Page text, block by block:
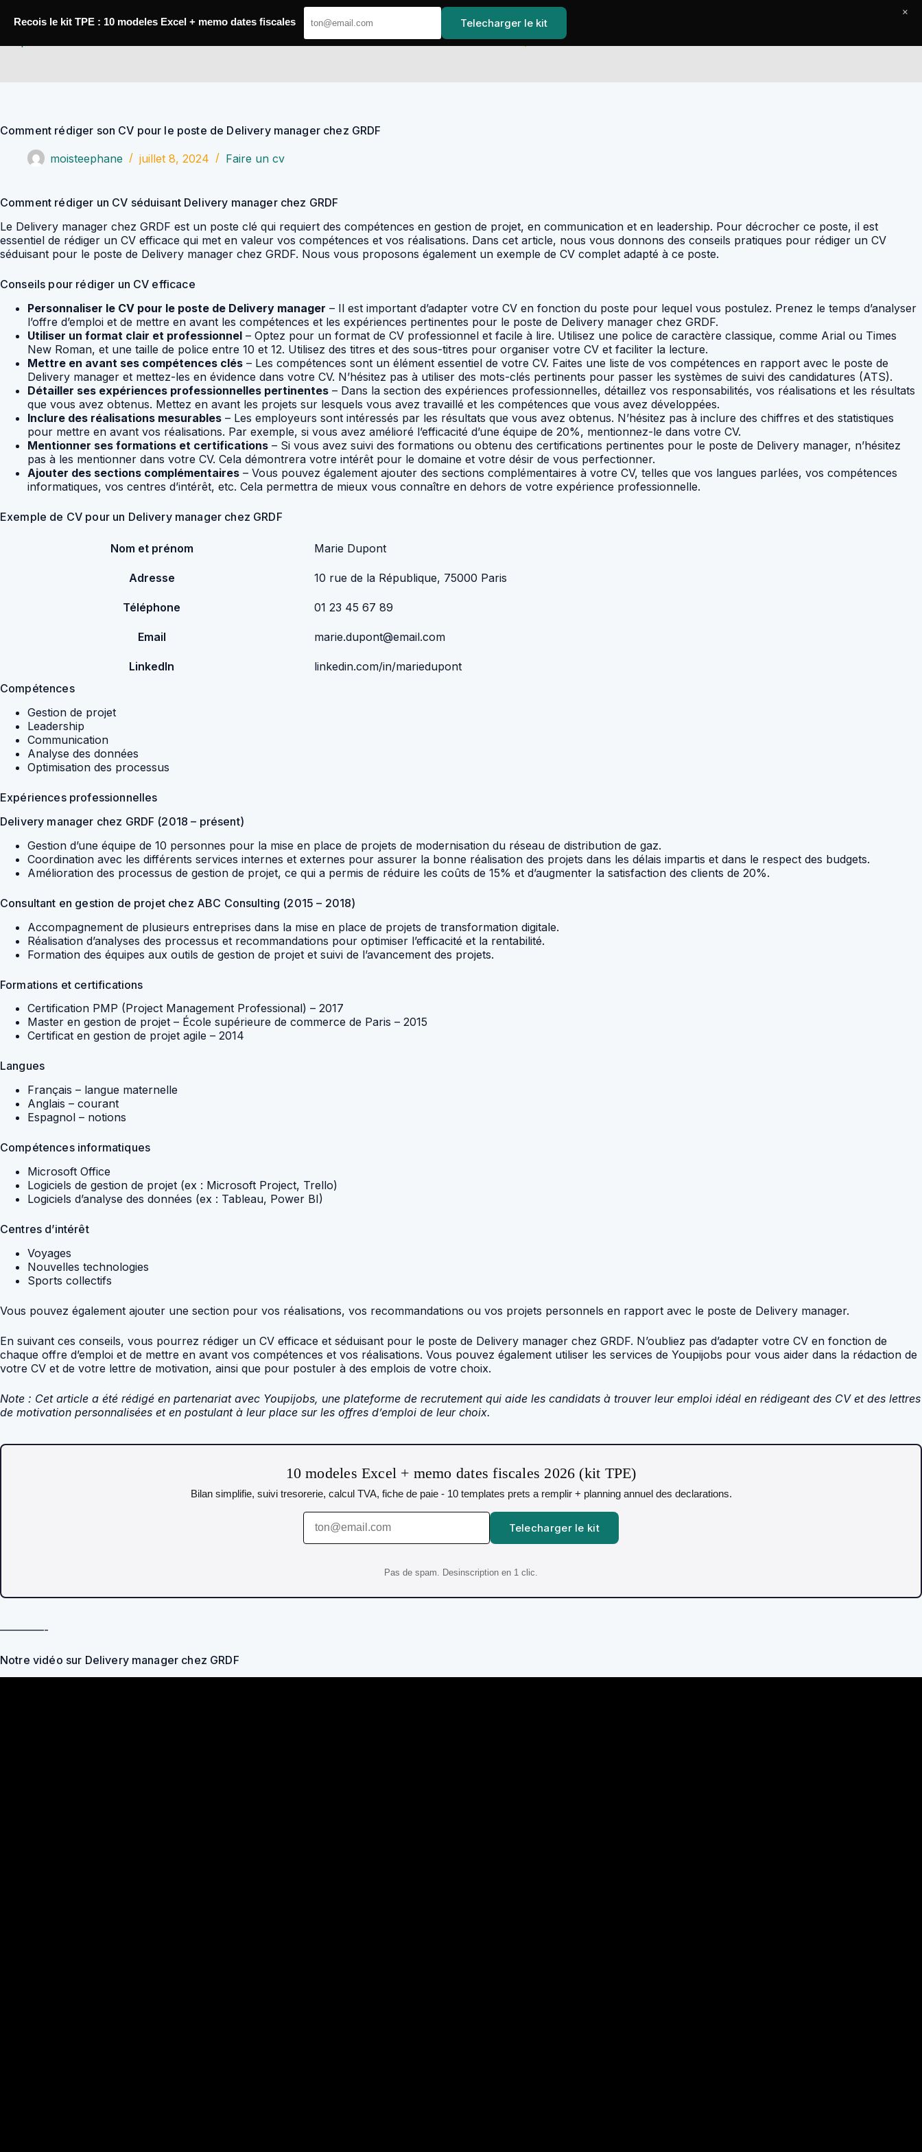
Comment rédiger son CV pour le poste de Delivery manager chez GRDF
moisteephane juillet 8, 2024 Faire un cv
Comment rédiger un CV séduisant Delivery manager chez GRDF
Le Delivery manager chez GRDF est un poste clé qui requiert des compétences en gestion de projet, en communication et en leadership. Pour décrocher ce poste, il est
essentiel de rédiger un CV efficace qui met en valeur vos compétences et vos réalisations. Dans cet article, nous vous donnons des conseils pratiques pour rédiger un CV
séduisant pour le poste de Delivery manager chez GRDF. Nous vous proposons également un exemple de CV complet adapté à ce poste.
Conseils pour rédiger un CV efficace
Personnaliser le CV pour le poste de Delivery manager – Il est important d’adapter votre CV en fonction du poste pour lequel vous postulez. Prenez le temps d’analyser
l’offre d’emploi et de mettre en avant les compétences et les expériences pertinentes pour le poste de Delivery manager chez GRDF.
Utiliser un format clair et professionnel – Optez pour un format de CV professionnel et facile à lire. Utilisez une police de caractère classique, comme Arial ou Times
New Roman, et une taille de police entre 10 et 12. Utilisez des titres et des sous-titres pour organiser votre CV et faciliter la lecture.
Mettre en avant ses compétences clés – Les compétences sont un élément essentiel de votre CV. Faites une liste de vos compétences en rapport avec le poste de
Delivery manager et mettez-les en évidence dans votre CV. N’hésitez pas à utiliser des mots-clés pertinents pour passer les systèmes de suivi des candidatures (ATS).
Détailler ses expériences professionnelles pertinentes – Dans la section des expériences professionnelles, détaillez vos responsabilités, vos réalisations et les résultats
que vous avez obtenus. Mettez en avant les projets sur lesquels vous avez travaillé et les compétences que vous avez développées.
Inclure des réalisations mesurables – Les employeurs sont intéressés par les résultats que vous avez obtenus. N’hésitez pas à inclure des chiffres et des statistiques
pour mettre en avant vos réalisations. Par exemple, si vous avez amélioré l’efficacité d’une équipe de 20%, mentionnez-le dans votre CV.
Mentionner ses formations et certifications – Si vous avez suivi des formations ou obtenu des certifications pertinentes pour le poste de Delivery manager, n’hésitez
pas à les mentionner dans votre CV. Cela démontrera votre intérêt pour le domaine et votre désir de vous perfectionner.
Ajouter des sections complémentaires – Vous pouvez également ajouter des sections complémentaires à votre CV, telles que vos langues parlées, vos compétences
informatiques, vos centres d’intérêt, etc. Cela permettra de mieux vous connaître en dehors de votre expérience professionnelle.
Exemple de CV pour un Delivery manager chez GRDF
Nom et prénom Marie Dupont
Adresse 10 rue de la République, 75000 Paris
Téléphone 01 23 45 67 89
Email marie.dupont@email.com
LinkedIn
linkedin.com/in/mariedupont
Compétences
Gestion de projet
Leadership
Communication
Analyse des données
Optimisation des processus
Expériences professionnelles
Delivery manager chez GRDF (2018 – présent)
Gestion d’une équipe de 10 personnes pour la mise en place de projets de modernisation du réseau de distribution de gaz.
Coordination avec les différents services internes et externes pour assurer la bonne réalisation des projets dans les délais impartis et dans le respect des budgets.
Amélioration des processus de gestion de projet, ce qui a permis de réduire les coûts de 15% et d’augmenter la satisfaction des clients de 20%.
Consultant en gestion de projet chez ABC Consulting (2015 – 2018)
Accompagnement de plusieurs entreprises dans la mise en place de projets de transformation digitale.
Réalisation d’analyses des processus et recommandations pour optimiser l’efficacité et la rentabilité.
Formation des équipes aux outils de gestion de projet et suivi de l’avancement des projets.
Formations et certifications
Certification PMP (Project Management Professional) – 2017
Master en gestion de projet – École supérieure de commerce de Paris – 2015
Certificat en gestion de projet agile – 2014
Langues
Français – langue maternelle
Anglais – courant
Espagnol – notions
Compétences informatiques
Microsoft Office
Logiciels de gestion de projet (ex : Microsoft Project, Trello)
Logiciels d’analyse des données (ex : Tableau, Power BI)
Centres d’intérêt
Voyages
Nouvelles technologies
Sports collectifs
Vous pouvez également ajouter une section pour vos réalisations, vos recommandations ou vos projets personnels en rapport avec le poste de Delivery manager.
En suivant ces conseils, vous pourrez rédiger un CV efficace et séduisant pour le poste de Delivery manager chez GRDF. N’oubliez pas d’adapter votre CV en fonction de
chaque offre d’emploi et de mettre en avant vos compétences et vos réalisations. Vous pouvez également utiliser les services de Youpijobs pour vous aider dans la rédaction de
votre CV et de votre lettre de motivation, ainsi que pour postuler à des emplois de votre choix.
Note : Cet article a été rédigé en partenariat avec Youpijobs, une plateforme de recrutement qui aide les candidats à trouver leur emploi idéal en rédigeant des CV et des lettres
de motivation personnalisées et en postulant à leur place sur les offres d’emploi de leur choix.
10 modeles Excel + memo dates fiscales 2026 (kit TPE)
Bilan simplifie, suivi tresorerie, calcul TVA, fiche de paie - 10 templates prets a remplir + planning annuel des declarations.
Telecharger le kit
Pas de spam. Desinscription en 1 clic.
————-
Notre vidéo sur Delivery manager chez GRDF
Recois le kit TPE : 10 modeles Excel + memo dates fiscales Telecharger le kit
×